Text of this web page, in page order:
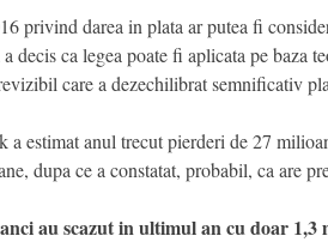
privind darea in plata ar putea fi
decis ca legea poate fi aplicata pe baza
care a dezechilibrat semnificativ
a estimat anul trecut pierderi de 27
dupa ce a constatat, probabil, ca are
au scazut in ultimul an cu doar 1,3